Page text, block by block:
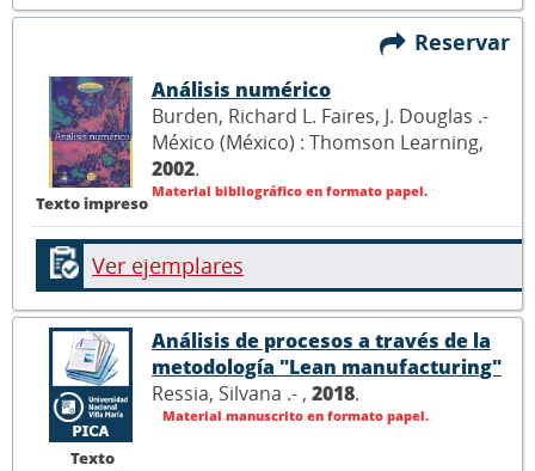
Reservar
Texto impreso
Análisis numérico
Burden, Richard L. Faires, J. Douglas .-
México (México) : Thomson Learning,
2002.
Material bibliográfico en formato papel.
Ver ejemplares
Texto
Análisis de procesos a través de la
metodología "Lean manufacturing"
Ressia, Silvana .- , 2018.
Material manuscrito en formato papel.